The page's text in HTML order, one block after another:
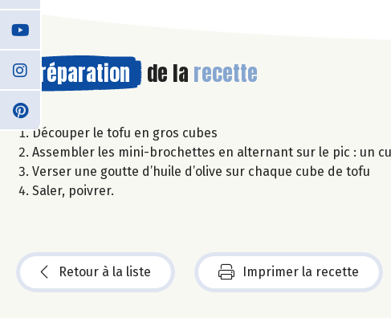
Préparation de la recette
Découper le tofu en gros cubes
Assembler les mini-brochettes en alternant sur le pic : un
Verser une goutte d’huile d’olive sur chaque cube de tofu
Saler, poivrer.
Retour à la liste Imprimer la recette